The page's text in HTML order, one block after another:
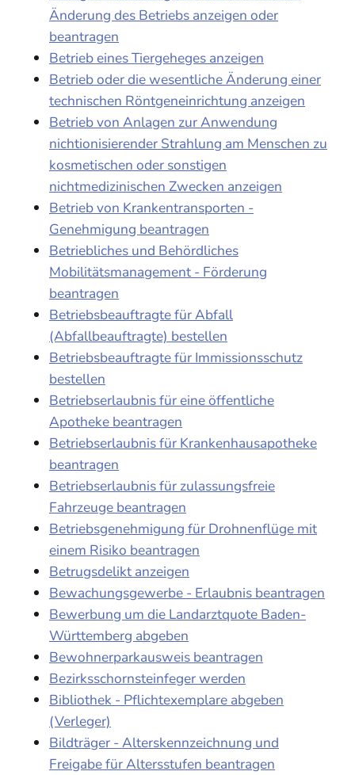
Änderung des Betriebs anzeigen oder
beantragen
Betrieb eines Tiergeheges anzeigen
Betrieb oder die wesentliche Änderung einer
technischen Röntgeneinrichtung anzeigen
Betrieb von Anlagen zur Anwendung
nichtionisierender Strahlung am Menschen zu
kosmetischen oder sonstigen
nichtmedizinischen Zwecken anzeigen
Betrieb von Krankentransporten -
Genehmigung beantragen
Betriebliches und Behördliches
Mobilitätsmanagement - Förderung
beantragen
Betriebsbeauftragte für Abfall
(Abfallbeauftragte) bestellen
Betriebsbeauftragte für Immissionsschutz
bestellen
Betriebserlaubnis für eine öffentliche
Apotheke beantragen
Betriebserlaubnis für Krankenhausapotheke
beantragen
Betriebserlaubnis für zulassungsfreie
Fahrzeuge beantragen
Betriebsgenehmigung für Drohnenflüge mit
einem Risiko beantragen
Betrugsdelikt anzeigen
Bewachungsgewerbe - Erlaubnis beantragen
Bewerbung um die Landarztquote Baden-
Württemberg abgeben
Bewohnerparkausweis beantragen
Bezirksschornsteinfeger werden
Bibliothek - Pflichtexemplare abgeben
(Verleger)
Bildträger - Alterskennzeichnung und
Freigabe für Altersstufen beantragen